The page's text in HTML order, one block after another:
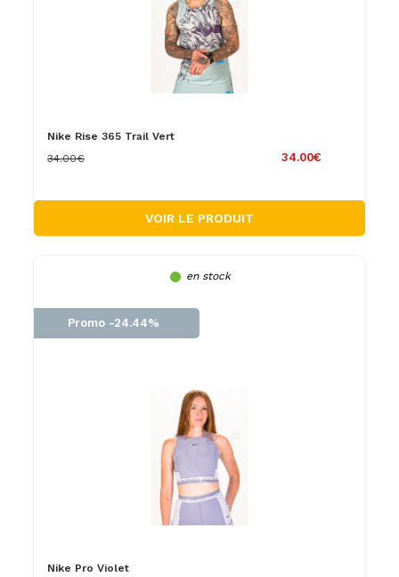
Nike Rise 365 Trail Vert
34.00€
34.00€
VOIR LE PRODUIT
en stock
Promo -24.44%
Nike Pro Violet